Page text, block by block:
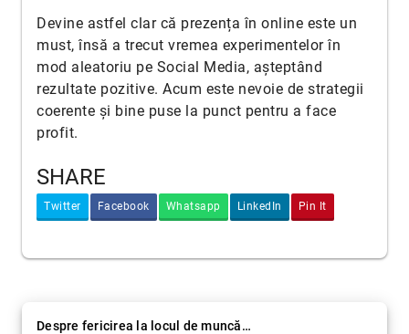
Devine astfel clar că prezența în online este un
must, însă a trecut vremea experimentelor în
mod aleatoriu pe Social Media, așteptând
rezultate pozitive. Acum este nevoie de strategii
coerente și bine puse la punct pentru a face
profit.
SHARE
Twitter Facebook Whatsapp LinkedIn Pin It
Despre fericirea la locul de muncă…